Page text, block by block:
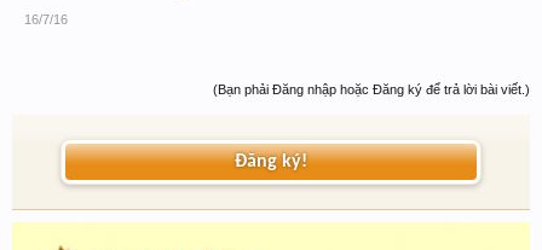
16/7/16
(Bạn phải Đăng nhập hoặc Đăng ký để trả lời bài viết.)
Đăng ký!